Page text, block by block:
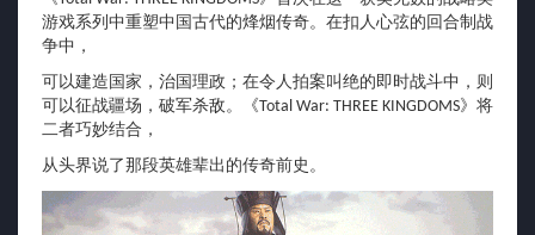
游戏系列中重塑中国古代的烽烟传奇。在扣人心弦的回合制战
争中，
可以建造国家，治国理政；在令人拍案叫绝的即时战斗中，则
可以征战疆场，破军杀敌。《Total War: THREE KINGDOMS》将
二者巧妙结合，
从头界说了那段英雄辈出的传奇前史。